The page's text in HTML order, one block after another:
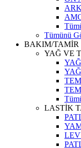
Tümünü
BAKIM/TAMİR
YAĞ VE
YAĞ
LASTİK